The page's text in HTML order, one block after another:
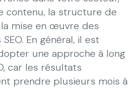
contenu, la structure de
mise en œuvre des
En général, il est
une approche à long
car les résultats
prendre plusieurs mois à